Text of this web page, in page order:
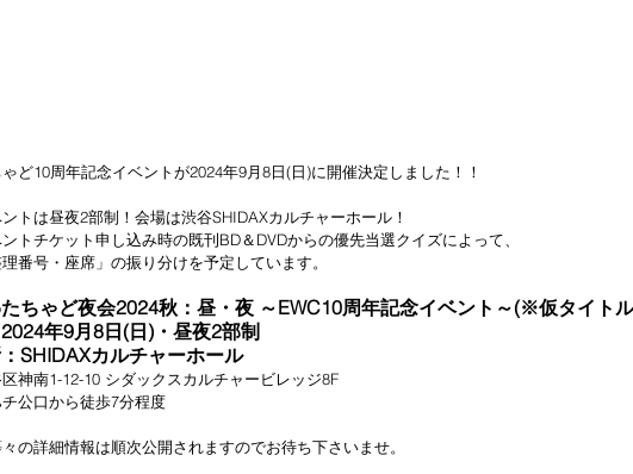
ど10周年記念イベントが2024年9月8日(日)に開催決定しました！！
トは昼夜2部制！会場は渋谷SHIDAXカルチャーホール！
トチケット申し込み時の既刊BD＆DVDからの優先当選クイズによって、
理番号・座席」の振り分けを予定しています。
ちゃど夜会2024秋：昼・夜 ～EWC10周年記念イベント～(※仮タイト
年9月8日(日)・昼夜2部制
SHIDAXカルチャーホール
神南1-12-10 シダックスカルチャービレッジ8F
公口から徒歩7分程度
の詳細情報は順次公開されますのでお待ち下さいませ。